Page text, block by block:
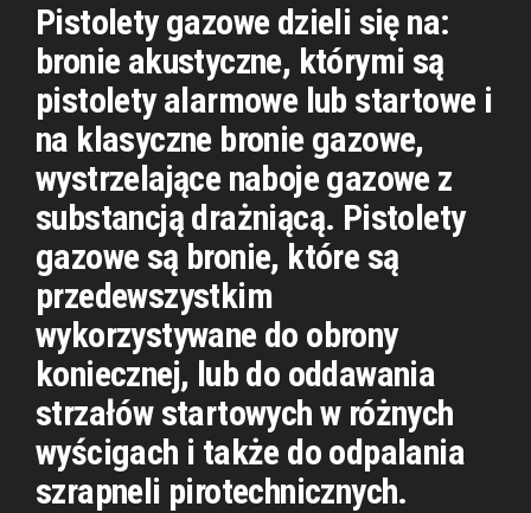
Pistolety gazowe dzieli się na:
bronie akustyczne, którymi są
pistolety alarmowe lub startowe i
na klasyczne bronie gazowe,
wystrzelające naboje gazowe z
substancją drażniącą. Pistolety
gazowe są bronie, które są
przedewszystkim
wykorzystywane do obrony
koniecznej, lub do oddawania
strzałów startowych w różnych
wyścigach i także do odpalania
szrapneli pirotechnicznych.